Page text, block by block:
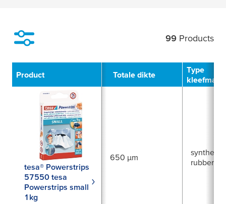
99 Products
Product Totale dikte
Type
tesa® Powerstrips
57550 tesa
Powerstrips small
1kg
650 µm
rubber